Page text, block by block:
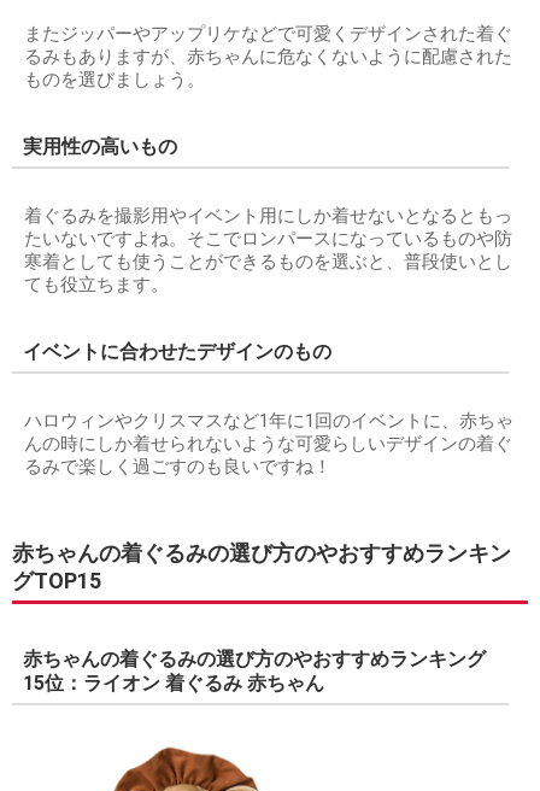
またジッパーやアップリケなどで可愛くデザインされた着ぐ
るみもありますが、赤ちゃんに危なくないように配慮された
ものを選びましょう。
実用性の高いもの
着ぐるみを撮影用やイベント用にしか着せないとなるともっ
たいないですよね。そこでロンパースになっているものや防
寒着としても使うことができるものを選ぶと、普段使いとし
ても役立ちます。
イベントに合わせたデザインのもの
ハロウィンやクリスマスなど1年に1回のイベントに、赤ちゃ
んの時にしか着せられないような可愛らしいデザインの着ぐ
るみで楽しく過ごすのも良いですね！
赤ちゃんの着ぐるみの選び方のやおすすめランキン
グTOP15
赤ちゃんの着ぐるみの選び方のやおすすめランキング
15位：ライオン 着ぐるみ 赤ちゃん